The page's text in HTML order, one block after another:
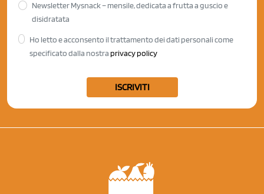
Newsletter Mysnack – mensile, dedicata a frutta a guscio e
disidratata
Ho letto e acconsento il trattamento dei dati personali come
specificato dalla nostra privacy policy
ISCRIVITI